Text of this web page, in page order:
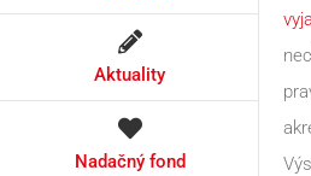
Aktuality
Nadačný fond